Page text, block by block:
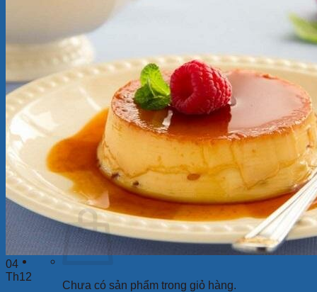
Tượng sứ
Quà Tặng Minh Long
Bộ Bàn Ăn In Logo
Tin Tức
Review
Ẩm thực
Giới Thiệu
Cửa Hàng
Liên Hệ
Tìm
kiếm:
Chưa có sản phẩm trong giỏ hàng.
04
Th12